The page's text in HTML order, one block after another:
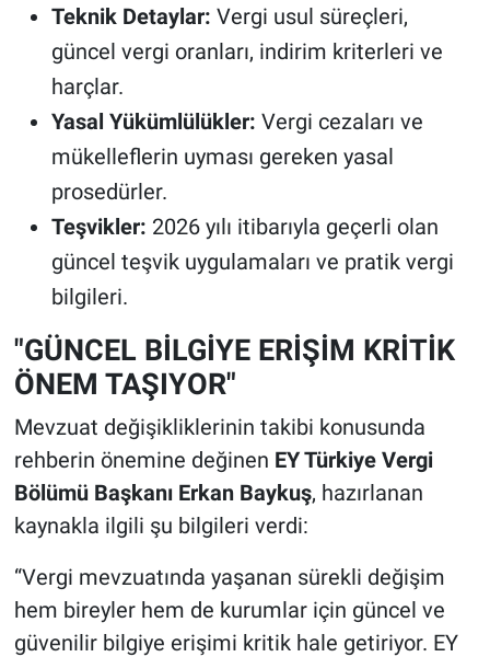
Teknik Detaylar: Vergi usul süreçleri,
güncel vergi oranları, indirim kriterleri ve
harçlar.
Yasal Yükümlülükler: Vergi cezaları ve
mükelleflerin uyması gereken yasal
prosedürler.
Teşvikler: 2026 yılı itibarıyla geçerli olan
güncel teşvik uygulamaları ve pratik vergi
bilgileri.
"GÜNCEL BİLGİYE ERİŞİM KRİTİK
ÖNEM TAŞIYOR"
Mevzuat değişikliklerinin takibi konusunda
rehberin önemine değinen EY Türkiye Vergi
Bölümü Başkanı Erkan Baykuş, hazırlanan
kaynakla ilgili şu bilgileri verdi:
“Vergi mevzuatında yaşanan sürekli değişim
hem bireyler hem de kurumlar için güncel ve
güvenilir bilgiye erişimi kritik hale getiriyor. EY